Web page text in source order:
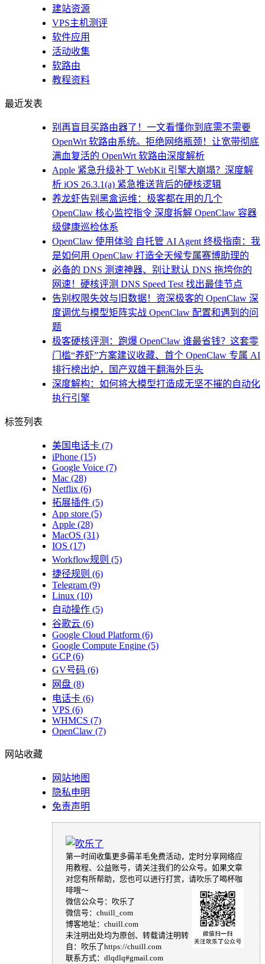
建站资源
VPS主机测评
软件应用
活动收集
软路由
教程资料
最近发表
别再盲目买路由器了！一文看懂你到底需不需要
OpenWrt 软路由系统。拒绝网络瓶颈！让宽带彻底
满血复活的 OpenWrt 软路由深度解析
Apple 紧急升级补丁 WebKit 引擎大崩塌？深度解
析 iOS 26.3.1(a) 紧急推送背后的硬核逻辑
养龙虾告别黑盒运维：极客都在用的几个
OpenClaw 核心监控指令 深度拆解 OpenClaw 容器
级健康巡检体系
OpenClaw 使用体验 自托管 AI Agent 终极指南：我
是如何用 OpenClaw 打造全天候专属赛博助理的
必备的 DNS 测速神器、别让默认 DNS 拖垮你的
网速！硬核评测 DNS Speed Test 找出最佳节点
告别权限失效与旧数据！资深极客的 OpenClaw 深
度调优与模型矩阵实战 OpenClaw 配置和遇到的问
题
极客硬核评测：跑爆 OpenClaw 谁最省钱？这套零
门槛“养虾”方案建议收藏、首个 OpenClaw 专属 AI
排行榜出炉，国产双雄干翻海外巨头
深度解构：如何将大模型打造成无坚不摧的自动化
执行引擎
标签列表
美国电话卡 (7)
iPhone (15)
Google Voice (7)
Mac (28)
Netflix (6)
拓展插件 (5)
App store (5)
Apple (28)
MacOS (31)
IOS (17)
Workflow规则 (5)
捷径规则 (6)
Telegram (9)
Linux (10)
自动操作 (5)
谷歌云 (6)
Google Cloud Platform (6)
Google Compute Engine (5)
GCP(6)
GV号码 (6)
网盘 (8)
电话卡 (6)
VPS (6)
WHMCS (7)
OpenClaw (7)
网站收藏
网站地图
隐私申明
免责声明
第一时间收集更多薅羊毛免费活动，定时分享网络应
用教程、公益账号，请关注我们的公众号。如果文章
对您有所帮助，您也可以进行打赏，请吹乐了喝杯咖
啡哦～
微信公众号：吹乐了
微信号：chuill_com
博客地址：chuill.com
未注明出处均为原创、转载请注明转
自：吹乐了https://chuill.com
联系方式：dlqdlq#gmail.com